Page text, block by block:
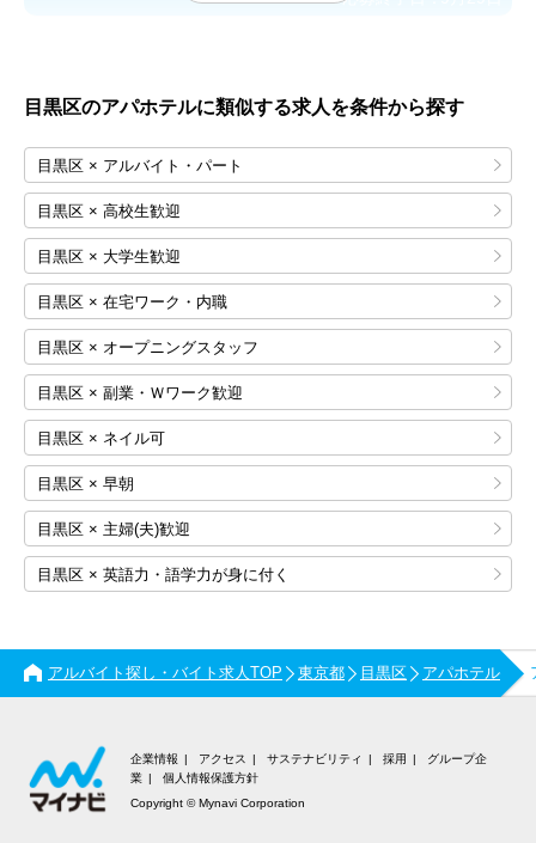
目黒区のアパホテルに類似する求人を条件から探す
目黒区 × アルバイト・パート
目黒区 × 高校生歓迎
目黒区 × 大学生歓迎
目黒区 × 在宅ワーク・内職
目黒区 × オープニングスタッフ
目黒区 × 副業・Ｗワーク歓迎
目黒区 × ネイル可
目黒区 × 早朝
目黒区 × 主婦(夫)歓迎
目黒区 × 英語力・語学力が身に付く
アルバイト探し・バイト求人TOP 東京都 目黒区 アパホテル
企業情報 アクセス サステナビリティ 採用
グループ企
業
個人情報保護方針
Copyright © Mynavi Corporation